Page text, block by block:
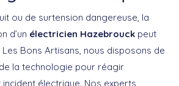
ou de surtension dangereuse, la
d’un électricien Hazebrouck peut
Les Bons Artisans, nous disposons de
la technologie pour réagir
électrique. Nos experts